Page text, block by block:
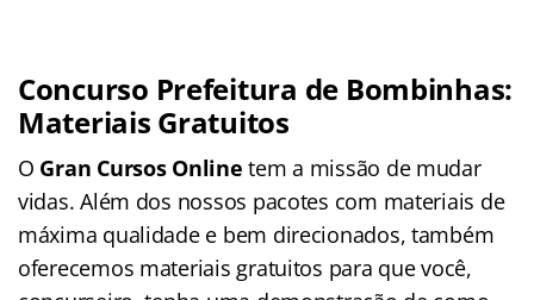
Concurso Prefeitura de Bombinhas:
Materiais Gratuitos
O Gran Cursos Online tem a missão de mudar
vidas. Além dos nossos pacotes com materiais de
máxima qualidade e bem direcionados, também
oferecemos materiais gratuitos para que você,